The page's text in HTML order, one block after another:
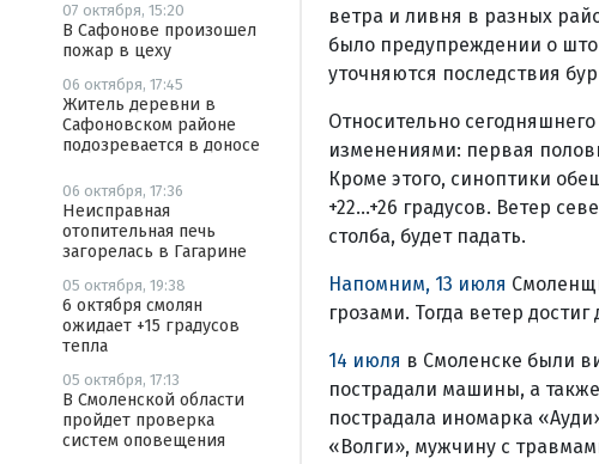
07 октября, 15:20
В Сафонове произошел
пожар в цеху
06 октября, 17:45
Житель деревни в
Сафоновском районе
подозревается в доносе
06 октября, 17:36
Неисправная
отопительная печь
загорелась в Гагарине
05 октября, 19:38
6 октября смолян
ожидает +15 градусов
тепла
05 октября, 17:13
В Смоленской области
пройдет проверка
систем оповещения
ветра и ливня в разных
было предупреждении о
уточняются последствия
Относительно
изменениями: первая
Кроме этого, синоптики
+22…+26 градусов. Ветер
столба, будет падать.
Напомним, 13 июля
грозами. Тогда ветер достиг
14 июля в Смоленске были
пострадали машины, а
пострадала иномарка
«Волги», мужчину с